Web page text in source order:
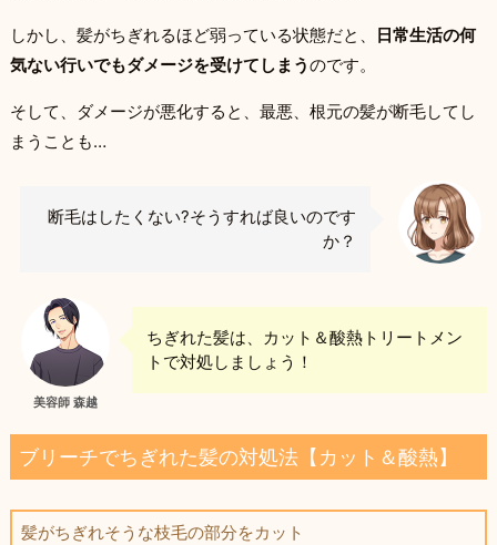
しかし、髪がちぎれるほど弱っている状態だと、
日常生活の何
気ない行いでもダメージを受けてしまうのです。
そして、ダメージが悪化すると、最悪、根元の髪が断毛してし
まうことも…
断毛はしたくない?そうすれば良いのです
か？
美容師 森越
ちぎれた髪は、カット＆酸熱トリートメン
トで対処しましょう！
ブリーチでちぎれた髪の対処法【カット＆酸熱】
髪がちぎれそうな枝毛の部分をカット